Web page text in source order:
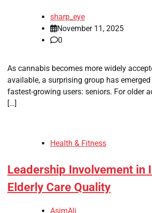
sharp_eye
November 11, 2025
0
As cannabis becomes more widely
available, a surprising group has
fastest-growing users: seniors. For older
[…]
Health & Fitness
Leadership Involvement in
Elderly Care Quality
AsimAli